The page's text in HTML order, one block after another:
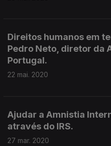
Direitos humanos em
Pedro Neto, diretor da
Portugal.
22 mai. 2020
Ajudar a Amnistia
através do IRS.
27 mar. 2020